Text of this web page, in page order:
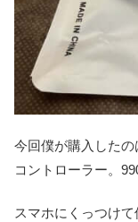
今回僕が購入した
コントローラー。
スマホにくっつけて